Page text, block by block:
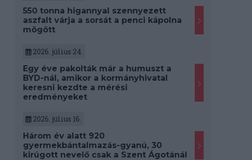
550 tonna higannyal szennyezett
aszfalt várja a sorsát a penci kápolna
mögött
2026. július 24.
Egy éve pakolták már a humuszt a
BYD-nál, amikor a kormányhivatal
keresni kezdte a mérési
eredményeket
2026. július 16.
Három év alatt 920
gyermekbántalmazás-gyanú, 30
kirúgott nevelő csak a Szent Ágotánál